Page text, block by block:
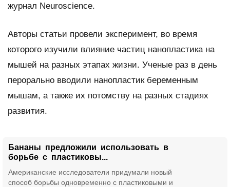
журнал Neuroscience.
Авторы статьи провели эксперимент, во время
которого изучили влияние частиц нанопластика на
мышей на разных этапах жизни. Ученые раз в день
перорально вводили нанопластик беременным
мышам, а также их потомству на разных стадиях
развития.
Бананы предложили использовать в
борьбе с пластиковы...
Американские исследователи придумали новый
способ борьбы одновременно с пластиковыми и